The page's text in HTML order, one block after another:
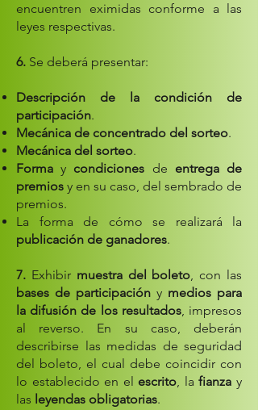
encuentren eximidas conforme a las
leyes respectivas.
6. Se deberá presentar:
Descripción de la condición de
participación.
Mecánica de concentrado del sorteo.
Mecánica del sorteo.
Forma y condiciones de entrega de
premios y en su caso, del sembrado de
premios.
La forma de cómo se realizará la
publicación de ganadores.
7. Exhibir muestra del boleto, con las
bases de participación y medios para
la difusión de los resultados, impresos
al reverso. En su caso, deberán
describirse las medidas de seguridad
del boleto, el cual debe coincidir con
lo establecido en el escrito, lafianza y
las leyendas obligatorias.